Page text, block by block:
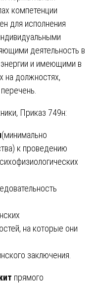
компетенции
для исполнения
деятельность в
и имеющими в
на должностях,
Приказ 749н:
(минимально
к проведению
на которые они
заключения.
прямого